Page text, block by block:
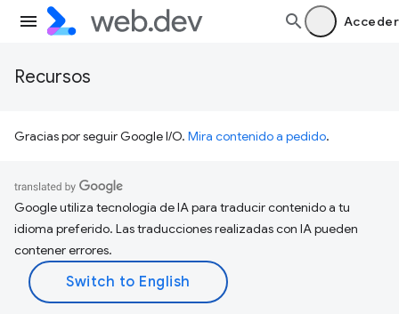
Acceder
Recursos
Gracias por seguir Google I/O. Mira contenido a pedido.
Google utiliza tecnología de IA para traducir contenido a tu
idioma preferido. Las traducciones realizadas con IA pueden
contener errores.